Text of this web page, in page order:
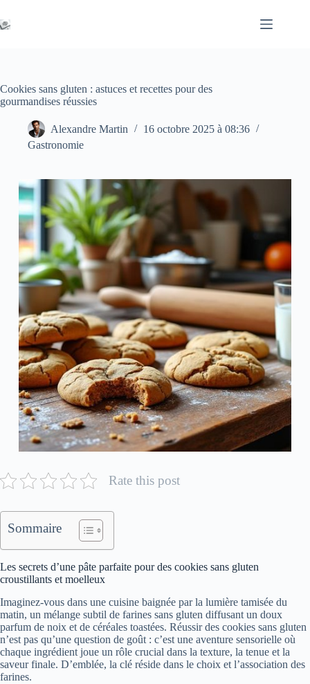
au
contenu
Cookies sans gluten : astuces et recettes pour des
gourmandises réussies
Alexandre Martin
16 octobre 2025 à 08:36
Gastronomie
Rate this post
Sommaire
Les secrets d’une pâte parfaite pour des cookies sans gluten
croustillants et moelleux
Imaginez-vous dans une cuisine baignée par la lumière tamisée du
matin, un mélange subtil de farines sans gluten diffusant un doux
parfum de noix et de céréales toastées. Réussir des cookies sans gluten
n’est pas qu’une question de goût : c’est une aventure sensorielle où
chaque ingrédient joue un rôle crucial dans la texture, la tenue et la
saveur finale. D’emblée, la clé réside dans le choix et l’association des
farines.